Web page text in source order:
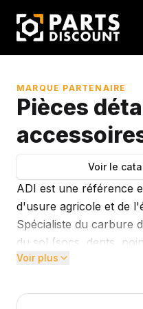
MARQUE PARTENAIRE
Pièces
Voir le
ADI est une référence
d'usure agricole et de
Spécialiste du carbure
du sol (socs, dents,
grandes cultures), ADI
adaptables, pour le
Voir plus